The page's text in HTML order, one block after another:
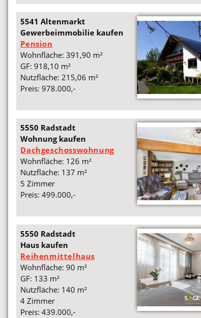
5541 Altenmarkt
Gewerbeimmobilie kaufen
Pension
Wohnfläche: 391,90 m²
GF: 918,10 m²
Nutzfläche: 215,06 m²
Preis: 978.000,-
5550 Radstadt
Wohnung kaufen
Dachgeschosswohnung
Wohnfläche: 126 m²
Nutzfläche: 137 m²
5 Zimmer
Preis: 499.000,-
5550 Radstadt
Haus kaufen
Reihenmittelhaus
Wohnfläche: 90 m²
GF: 133 m²
Nutzfläche: 140 m²
4 Zimmer
Preis: 439.000,-